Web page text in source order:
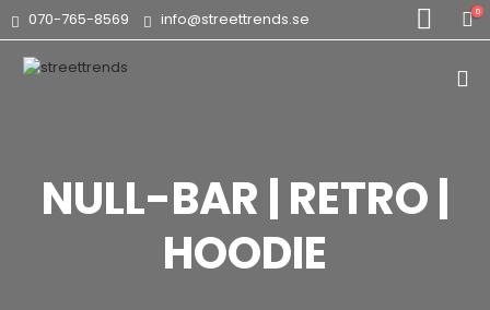
070-765-8569 info@streettrends.se 0
NULL-BAR | RETRO |
HOODIE